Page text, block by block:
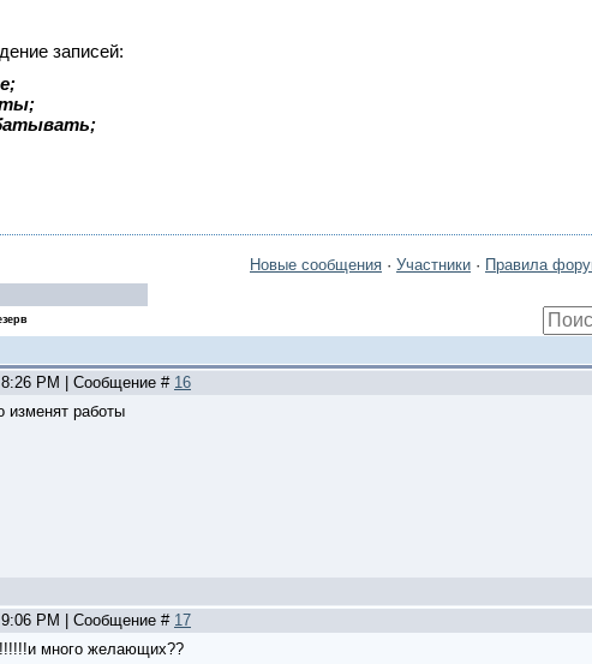
записей:
Новые сообщения · Участники · Правила
PM | Сообщение # 16
изменят работы
PM | Сообщение # 17
много желающих??